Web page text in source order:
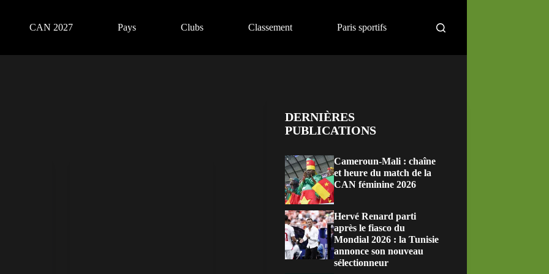
CAN 2027 Pays Clubs Classement Paris sportifs
DERNIÈRES
PUBLICATIONS
Cameroun-Mali : chaîne
et heure du match de la
CAN féminine 2026
Hervé Renard parti
après le fiasco du
Mondial 2026 : la Tunisie
annonce son nouveau
sélectionneur